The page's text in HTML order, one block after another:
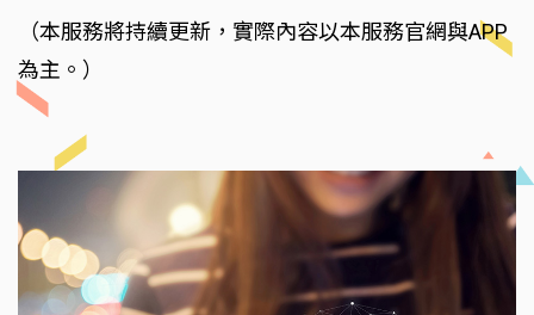
（本服務將持續更新，實際內容以本服務官網與APP
為主。）